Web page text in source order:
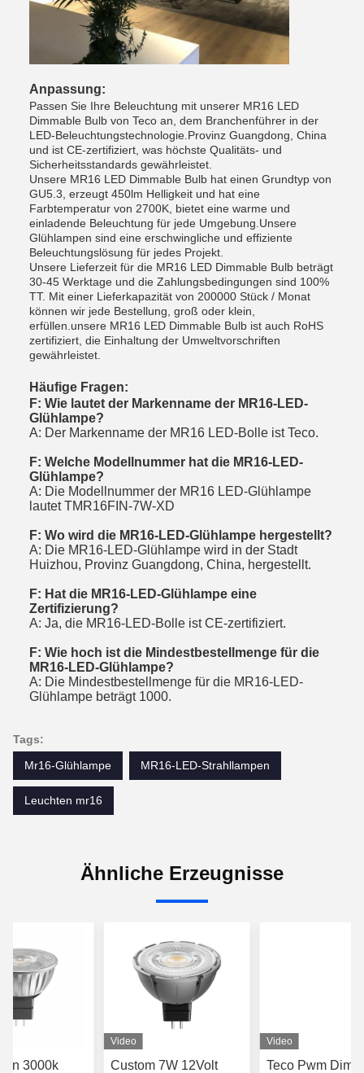
Anpassung:
Passen Sie Ihre Beleuchtung mit unserer MR16 LED
Dimmable Bulb von Teco an, dem Branchenführer in der
LED-Beleuchtungstechnologie.Provinz Guangdong, China
und ist CE-zertifiziert, was höchste Qualitäts- und
Sicherheitsstandards gewährleistet.
Unsere MR16 LED Dimmable Bulb hat einen Grundtyp von
GU5.3, erzeugt 450lm Helligkeit und hat eine
Farbtemperatur von 2700K, bietet eine warme und
einladende Beleuchtung für jede Umgebung.Unsere
Glühlampen sind eine erschwingliche und effiziente
Beleuchtungslösung für jedes Projekt.
Unsere Lieferzeit für die MR16 LED Dimmable Bulb beträgt
30-45 Werktage und die Zahlungsbedingungen sind 100%
TT. Mit einer Lieferkapazität von 200000 Stück / Monat
können wir jede Bestellung, groß oder klein,
erfüllen.unsere MR16 LED Dimmable Bulb ist auch RoHS
zertifiziert, die Einhaltung der Umweltvorschriften
gewährleistet.
Häufige Fragen:
F: Wie lautet der Markenname der MR16-LED-
Glühlampe?
A: Der Markenname der MR16 LED-Bolle ist Teco.
F: Welche Modellnummer hat die MR16-LED-
Glühlampe?
A: Die Modellnummer der MR16 LED-Glühlampe
lautet TMR16FIN-7W-XD
F: Wo wird die MR16-LED-Glühlampe hergestellt?
A: Die MR16-LED-Glühlampe wird in der Stadt
Huizhou, Provinz Guangdong, China, hergestellt.
F: Hat die MR16-LED-Glühlampe eine
Zertifizierung?
A: Ja, die MR16-LED-Bolle ist CE-zertifiziert.
F: Wie hoch ist die Mindestbestellmenge für die
MR16-LED-Glühlampe?
A: Die Mindestbestellmenge für die MR16-LED-
Glühlampe beträgt 1000.
Tags:
Mr16-Glühlampe
MR16-LED-Strahllampen
Leuchten mr16
Ähnliche Erzeugnisse
3000k
Video
Custom 7W 12Volt
Video
Teco Pwm